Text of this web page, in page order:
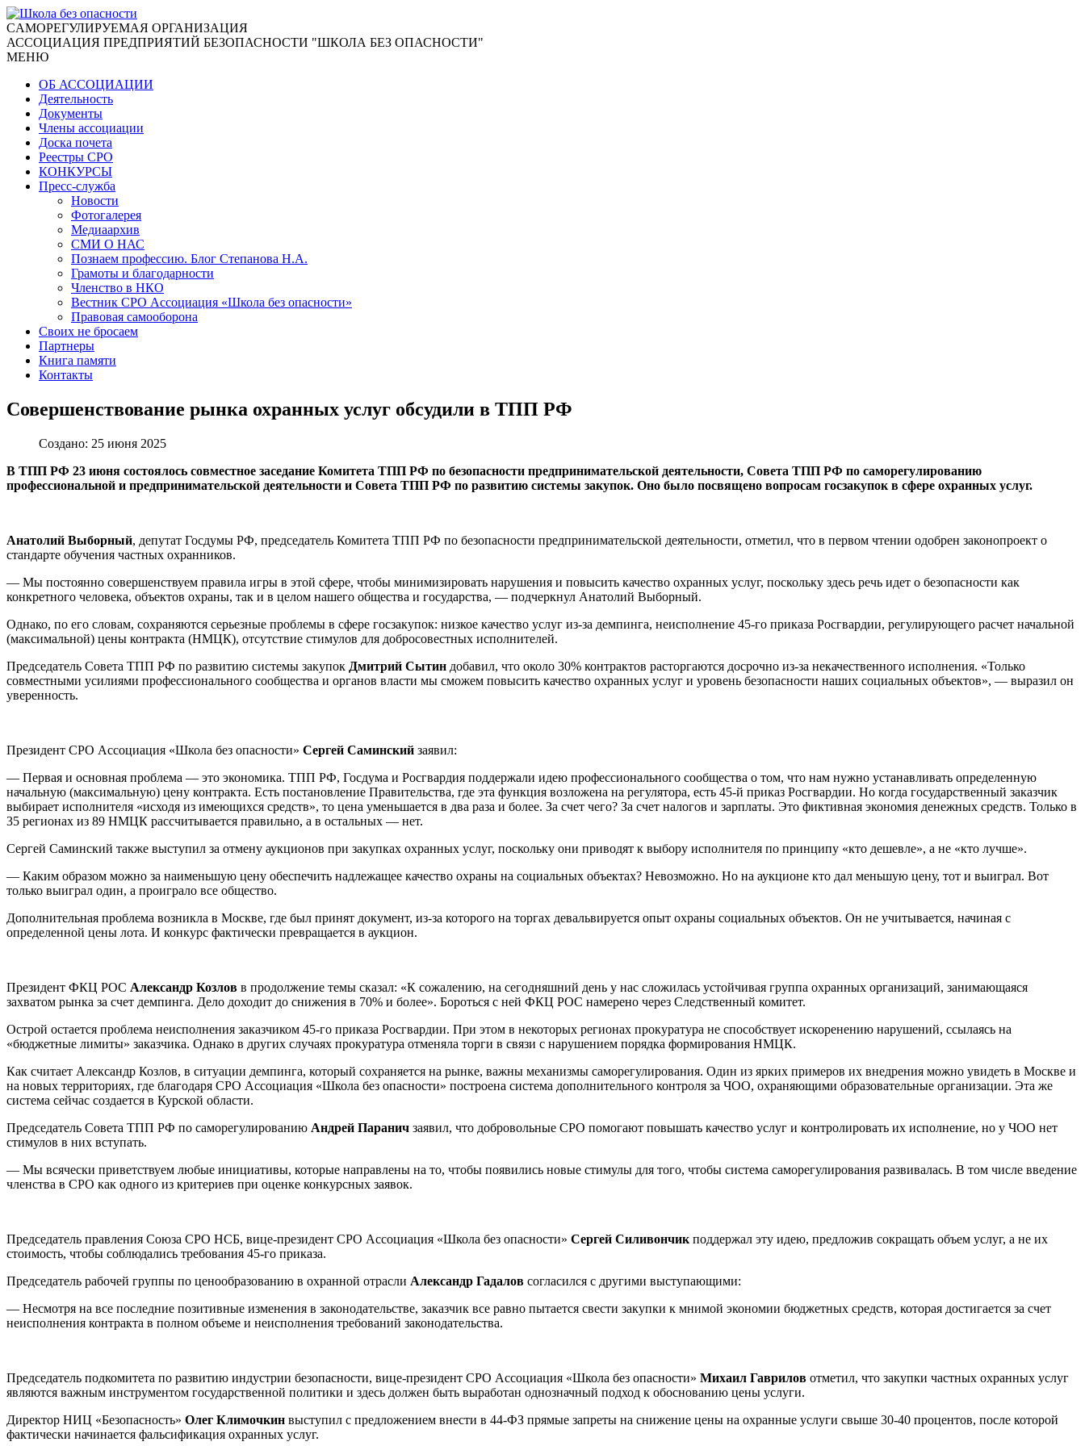
CАМОРЕГУЛИРУЕМАЯ ОРГАНИЗАЦИЯ
АССОЦИАЦИЯ ПРЕДПРИЯТИЙ БЕЗОПАСНОСТИ "ШКОЛА БЕЗ ОПАСНОСТИ"
МЕНЮ
ОБ АССОЦИАЦИИ
Деятельность
Документы
Члены ассоциации
Доска почета
Реестры СРО
КОНКУРСЫ
Пресс-служба
Новости
Фотогалерея
Медиаархив
СМИ О НАС
Познаем профессию. Блог Степанова Н.А.
Грамоты и благодарности
Членство в НКО
Вестник СРО Ассоциация «Школа без опасности»
Правовая самооборона
Своих не бросаем
Партнеры
Книга памяти
Контакты
Совершенствование рынка охранных услуг обсудили в ТПП РФ
Создано: 25 июня 2025
В ТПП РФ 23 июня состоялось совместное заседание Комитета ТПП РФ по безопасности предпринимательской деятельности, Совета ТПП РФ по саморегулированию
профессиональной и предпринимательской деятельности и Совета ТПП РФ по развитию системы закупок. Оно было посвящено вопросам госзакупок в сфере охранных услуг.
Анатолий Выборный, депутат Госдумы РФ, председатель Комитета ТПП РФ по безопасности предпринимательской деятельности, отметил, что в первом чтении одобрен законопроект о
стандарте обучения частных охранников.
— Мы постоянно совершенствуем правила игры в этой сфере, чтобы минимизировать нарушения и повысить качество охранных услуг, поскольку здесь речь идет о безопасности как
конкретного человека, объектов охраны, так и в целом нашего общества и государства, — подчеркнул Анатолий Выборный.
Однако, по его словам, сохраняются серьезные проблемы в сфере госзакупок: низкое качество услуг из-за демпинга, неисполнение 45-го приказа Росгвардии, регулирующего расчет начальной
(максимальной) цены контракта (НМЦК), отсутствие стимулов для добросовестных исполнителей.
Председатель Совета ТПП РФ по развитию системы закупок Дмитрий Сытин добавил, что около 30% контрактов расторгаются досрочно из-за некачественного исполнения. «Только
совместными усилиями профессионального сообщества и органов власти мы сможем повысить качество охранных услуг и уровень безопасности наших социальных объектов», — выразил он
уверенность.
Президент СРО Ассоциация «Школа без опасности» Сергей Саминский заявил:
— Первая и основная проблема — это экономика. ТПП РФ, Госдума и Росгвардия поддержали идею профессионального сообщества о том, что нам нужно устанавливать определенную
начальную (максимальную) цену контракта. Есть постановление Правительства, где эта функция возложена на регулятора, есть 45-й приказ Росгвардии. Но когда государственный заказчик
выбирает исполнителя «исходя из имеющихся средств», то цена уменьшается в два раза и более. За счет чего? За счет налогов и зарплаты. Это фиктивная экономия денежных средств. Только в
35 регионах из 89 НМЦК рассчитывается правильно, а в остальных — нет.
Сергей Саминский также выступил за отмену аукционов при закупках охранных услуг, поскольку они приводят к выбору исполнителя по принципу «кто дешевле», а не «кто лучше».
— Каким образом можно за наименьшую цену обеспечить надлежащее качество охраны на социальных объектах? Невозможно. Но на аукционе кто дал меньшую цену, тот и выиграл. Вот
только выиграл один, а проиграло все общество.
Дополнительная проблема возникла в Москве, где был принят документ, из-за которого на торгах девальвируется опыт охраны социальных объектов. Он не учитывается, начиная с
определенной цены лота. И конкурс фактически превращается в аукцион.
Президент ФКЦ РОС Александр Козлов в продолжение темы сказал: «К сожалению, на сегодняшний день у нас сложилась устойчивая группа охранных организаций, занимающаяся
захватом рынка за счет демпинга. Дело доходит до снижения в 70% и более». Бороться с ней ФКЦ РОС намерено через Следственный комитет.
Острой остается проблема неисполнения заказчиком 45-го приказа Росгвардии. При этом в некоторых регионах прокуратура не способствует искоренению нарушений, ссылаясь на
«бюджетные лимиты» заказчика. Однако в других случаях прокуратура отменяла торги в связи с нарушением порядка формирования НМЦК.
Как считает Александр Козлов, в ситуации демпинга, который сохраняется на рынке, важны механизмы саморегулирования. Один из ярких примеров их внедрения можно увидеть в Москве и
на новых территориях, где благодаря СРО Ассоциация «Школа без опасности» построена система дополнительного контроля за ЧОО, охраняющими образовательные организации. Эта же
система сейчас создается в Курской области.
Председатель Совета ТПП РФ по саморегулированию Андрей Паранич заявил, что добровольные СРО помогают повышать качество услуг и контролировать их исполнение, но у ЧОО нет
стимулов в них вступать.
— Мы всячески приветствуем любые инициативы, которые направлены на то, чтобы появились новые стимулы для того, чтобы система саморегулирования развивалась. В том числе введение
членства в СРО как одного из критериев при оценке конкурсных заявок.
Председатель правления Союза СРО НСБ, вице-президент СРО Ассоциация «Школа без опасности» Сергей Силивончик поддержал эту идею, предложив сокращать объем услуг, а не их
стоимость, чтобы соблюдались требования 45-го приказа.
Председатель рабочей группы по ценообразованию в охранной отрасли Александр Гадалов согласился с другими выступающими:
— Несмотря на все последние позитивные изменения в законодательстве, заказчик все равно пытается свести закупки к мнимой экономии бюджетных средств, которая достигается за счет
неисполнения контракта в полном объеме и неисполнения требований законодательства.
Председатель подкомитета по развитию индустрии безопасности, вице-президент СРО Ассоциация «Школа без опасности» Михаил Гаврилов отметил, что закупки частных охранных услуг
являются важным инструментом государственной политики и здесь должен быть выработан однозначный подход к обоснованию цены услуги.
Директор НИЦ «Безопасность» Олег Климочкин выступил с предложением внести в 44-ФЗ прямые запреты на снижение цены на охранные услуги свыше 30-40 процентов, после которой
фактически начинается фальсификация охранных услуг.